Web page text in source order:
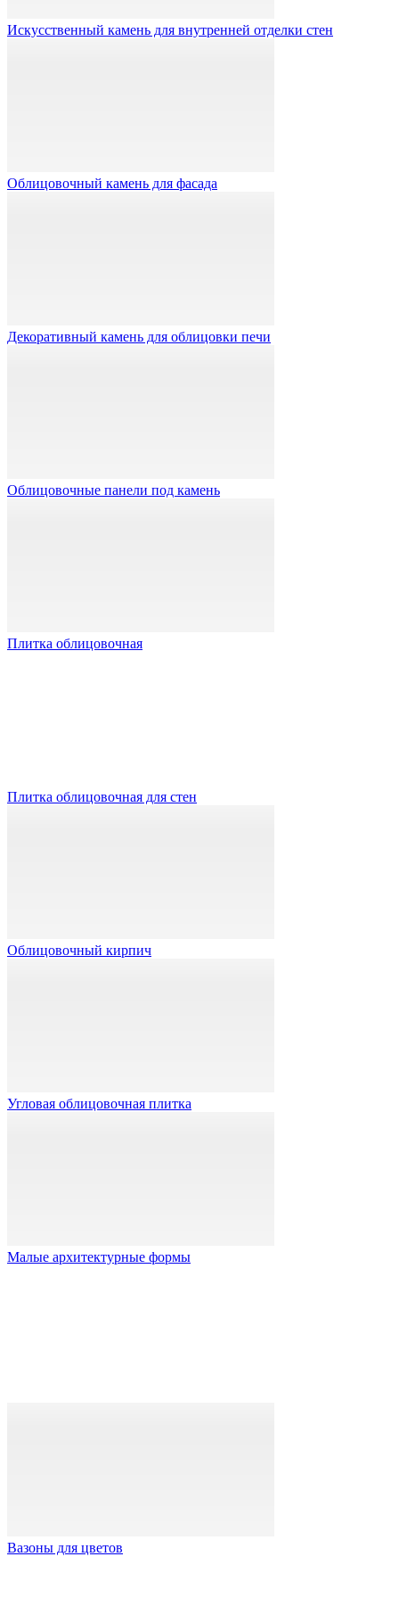
Искусственный камень для внутренней отделки стен
Облицовочный камень для фасада
Декоративный камень для облицовки печи
Облицовочные панели под камень
Плитка облицовочная
Плитка облицовочная для стен
Облицовочный кирпич
Угловая облицовочная плитка
Малые архитектурные формы
Вазоны для цветов